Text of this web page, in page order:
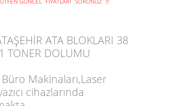
ATA BLOKLARI 38
TONER DOLUMU
Büro Makinaları,Laser
cihazlarında